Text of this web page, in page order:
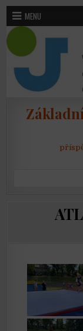
Skip to content
MENU